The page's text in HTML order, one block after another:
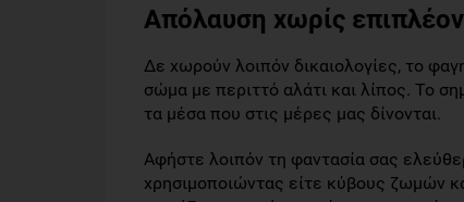
Απόλαυση χωρίς επιπλέον
Δε χωρούν λοιπόν δικαιολογίες, το
σώμα με περιττό αλάτι και λίπος. Το
τα μέσα που στις μέρες μας δίνονται.
Αφήστε λοιπόν τη φαντασία σας
χρησιμοποιώντας είτε κύβους ζωμών